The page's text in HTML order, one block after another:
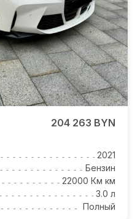
204 263 BYN
2021
Бензин
22000 Км км
3.0 л
Полный